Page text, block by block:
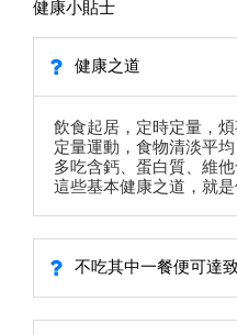
健康小貼士
健康之道
飲食起居，定時定量，
定量運動，食物清淡平
多吃含鈣、蛋白質、維
這些基本健康之道，就是
不吃其中一餐便可達